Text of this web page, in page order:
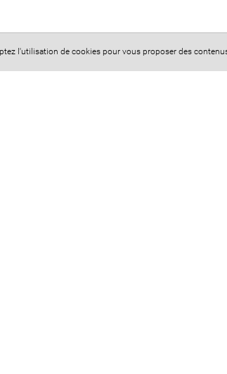
l'utilisation de cookies pour vous proposer des